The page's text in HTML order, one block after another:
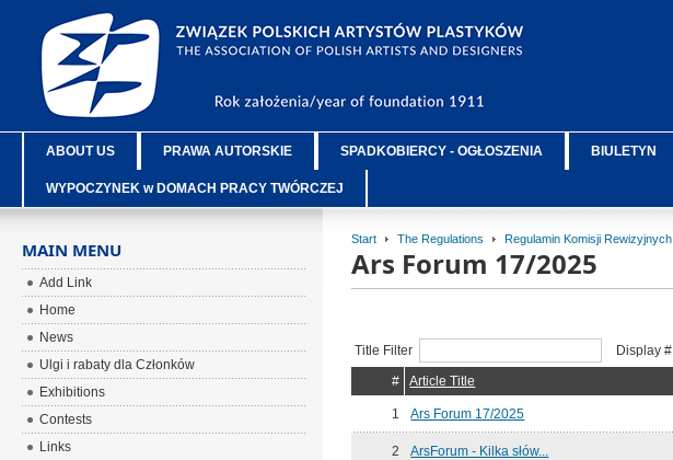
ABOUT US PRAWA AUTORSKIE SPADKOBIERCY - OGŁOSZENIA BIULETYN
WYPOCZYNEK w DOMACH PRACY TWÓRCZEJ
Start The Regulations Regulamin Komisji Rewizyjnych
Ars Forum 17/2025
Title Filter
Display #
#
Article Title
1 Ars Forum 17/2025
2 ArsForum - Kilka słów...
MAIN MENU
Add Link
Home
News
Ulgi i rabaty dla Członków
Exhibitions
Contests
Links